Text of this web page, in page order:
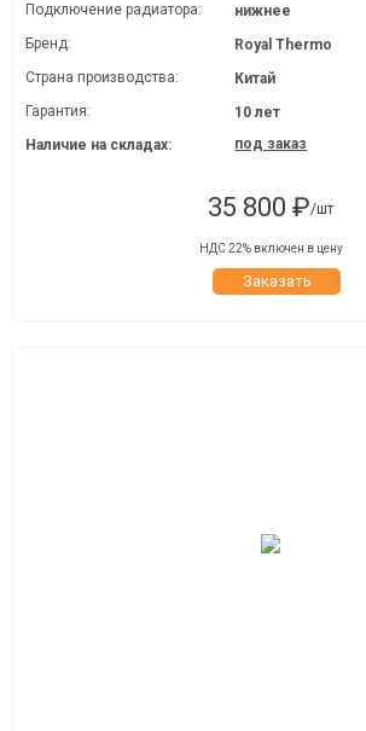
Подключение радиатора:
нижнее
Бренд:
Royal Thermo
Страна производства:
Китай
Гарантия:
10 лет
Наличие на складах:
под заказ
35 800 ₽/шт
НДС 22% включен в цену
Заказать